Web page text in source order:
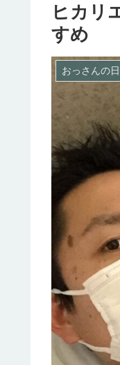
ヒカリ
すめ
おっさんの